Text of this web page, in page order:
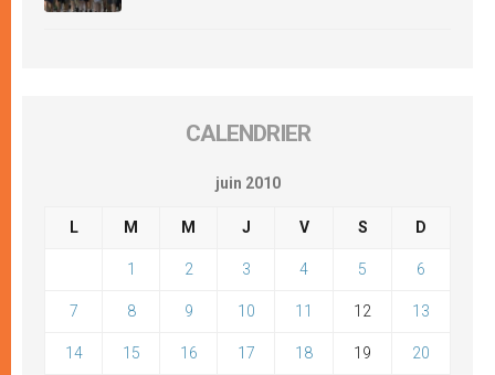
CALENDRIER
juin 2010
L M M J V S D
1 2 3 4 5 6
7 8 9 10 11 12 13
14 15 16 17 18 19 20